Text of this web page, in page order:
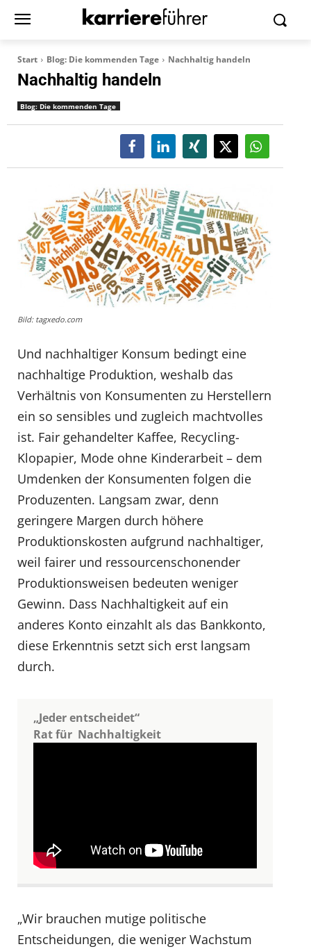
Start Blog: Die kommenden Tage Nachhaltig handeln
Nachhaltig handeln
Blog: Die kommenden Tage
Bild: tagxedo.com
Und nachhaltiger Konsum bedingt eine
nachhaltige Produktion, weshalb das
Verhältnis von Konsumenten zu Herstellern
ein so sensibles und zugleich machtvolles
ist. Fair gehandelter Kaffee, Recycling-
Klopapier, Mode ohne Kinderarbeit – dem
Umdenken der Konsumenten folgen die
Produzenten. Langsam zwar, denn
geringere Margen durch höhere
Produktionskosten aufgrund nachhaltiger,
weil fairer und ressourcenschonender
Produktionsweisen bedeuten weniger
Gewinn. Dass Nachhaltigkeit auf ein
anderes Konto einzahlt als das Bankkonto,
diese Erkenntnis setzt sich erst langsam
durch.
„Jeder entscheidet“
Rat für Nachhaltigkeit
„Wir brauchen mutige politische
Entscheidungen, die weniger Wachstum